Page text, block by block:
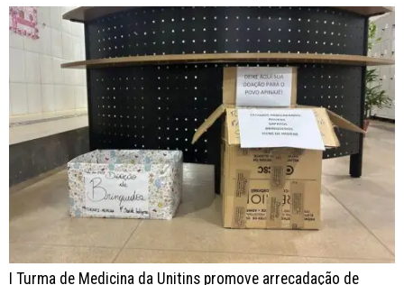
I Turma de Medicina da Unitins promove arrecadação de